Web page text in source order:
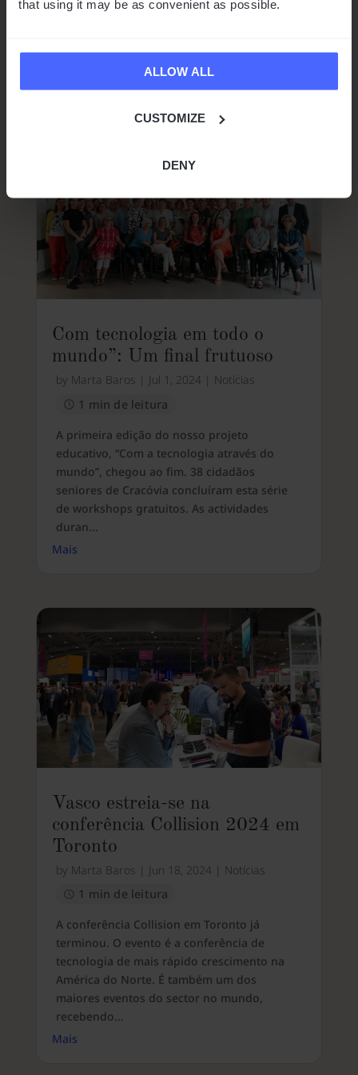
that using it may be as convenient as possible.
ALLOW ALL
CUSTOMIZE
DENY
Nobumitsu – Primeiro Secretário e Chefe da
Com tecnologia em todo o
mundo”: Um final frutuoso
by Marta Baros Jul 1, 2024
Notícias
1 min de leitura
A primeira edição do nosso projeto
educativo, “Com a tecnologia através do
mundo”, chegou ao fim. 38 cidadãos
seniores de Cracóvia concluíram esta série
de workshops gratuitos. As actividades
duran...
Mais
Vasco estreia-se na
conferência Collision 2024 em
Toronto
by Marta Baros Jun 18, 2024
Notícias
1 min de leitura
A conferência Collision em Toronto já
terminou. O evento é a conferência de
tecnologia de mais rápido crescimento na
América do Norte. É também um dos
maiores eventos do sector no mundo,
recebendo...
Mais